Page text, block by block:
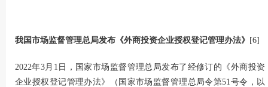
我国市场监督管理总局发布《外商投资企业授权登记管理办法》 [6]
2022年3月1日，国家市场监督管理总局发布了经修订的《外商投资
企业授权登记管理办法》（国家市场监督管理总局令第51号令，以